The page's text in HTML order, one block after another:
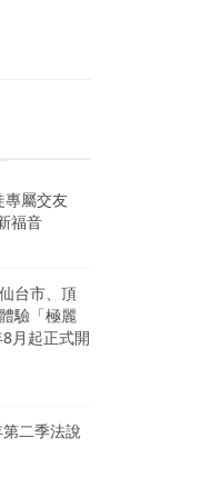
專屬交友
福音
台市、頂
驗「極麗
月起正式開
二季法說